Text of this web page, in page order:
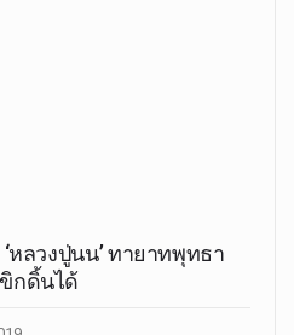
หลวงปู่นน’ ทายาทพุทธา
กดิ้นได้